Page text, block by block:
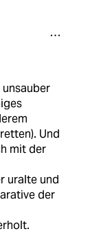
Und
mit der
uralte und
der